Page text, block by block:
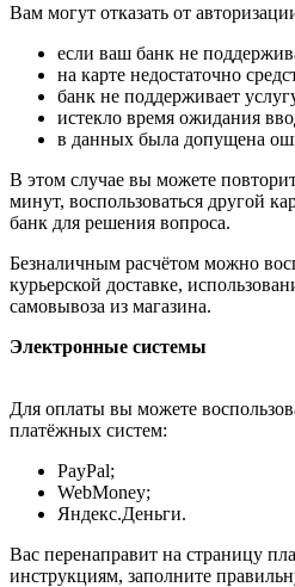
Вам могут отказать от
если ваш банк не
на карте недостаточно
банк не поддерживает
истекло время ожидания
в данных была допущена
В этом случае вы можете
минут, воспользоваться другой
банк для решения вопроса.
Безналичным расчётом можно
курьерской доставке,
самовывоза из магазина.
Электронные системы
Для оплаты вы можете
платёжных систем:
PayPal;
WebMoney;
Яндекс.Деньги.
Вас перенаправит на страницу
инструкциям, заполните